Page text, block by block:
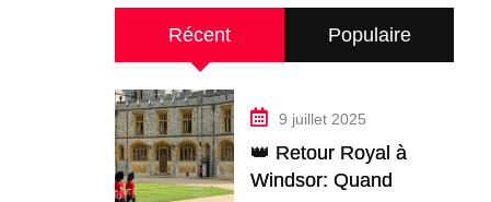
Récent Populaire
9 juillet 2025
👑 Retour Royal à
Windsor: Quand